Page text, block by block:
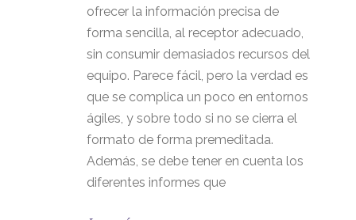
ofrecer la información precisa de
forma sencilla, al receptor adecuado,
sin consumir demasiados recursos del
equipo. Parece fácil, pero la verdad es
que se complica un poco en entornos
ágiles, y sobre todo si no se cierra el
formato de forma premeditada.
Además, se debe tener en cuenta los
diferentes informes que